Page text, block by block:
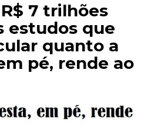
R$ 7 trilhões
estudos que
quanto a
pé, rende ao